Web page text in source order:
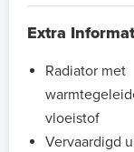
Extra
Radiator met
vloeistof
Vervaardigd